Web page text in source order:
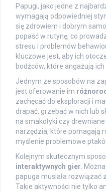
Papugi, jako jedne z
wymagają odpowiedniej
się zdrowiem i dobrym
popaść w rutynę, co
stresu i problemów
kluczowe jest, aby ich
bodźców, które angażują ich
Jednym ze sposobów na
jest oferowanie im
zachęcać do eksploracji i
drapać, grzebać w nich lub
na smakołyki czy
narzędzia, które pomagają
myślenie problemowe
Kolejnym skutecznym
interaktywnych gier.
papuga musiała rozwiązać
Takie aktywności nie tylko